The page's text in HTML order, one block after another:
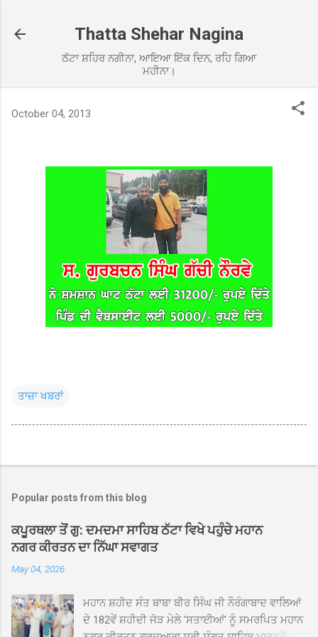
Thatta Shehar Nagina
ਠੱਟਾ ਸ਼ਹਿਰ ਨਗੀਨਾ, ਆਇਆ ਇੱਕ ਦਿਨ, ਰਹਿ ਗਿਆ
ਮਹੀਨਾ।
October 04, 2013
ਤਾਜ਼ਾ ਖਬਰਾਂ
Popular posts from this blog
ਕਪੂਰਥਲਾ ਤੋਂ ਗੁ: ਦਮਦਮਾ ਸਾਹਿਬ ਠੱਟਾ ਵਿਖੇ ਪਹੁੰਚੇ ਮਹਾਨ
ਨਗਰ ਕੀਰਤਨ ਦਾ ਨਿੱਘਾ ਸਵਾਗਤ
May 04, 2026
ਮਹਾਨ ਸ਼ਹੀਦ ਸੰਤ ਬਾਬਾ ਬੀਰ ਸਿੰਘ ਜੀ ਨੌਰੰਗਾਬਾਦ ਵਾਲਿਆਂ
ਦੇ 182ਵੇਂ ਸ਼ਹੀਦੀ ਜੋੜ ਮੇਲੇ 'ਸਤਾਈਆਂ' ਨੂੰ ਸਮਰਪਿਤ ਮਹਾਨ